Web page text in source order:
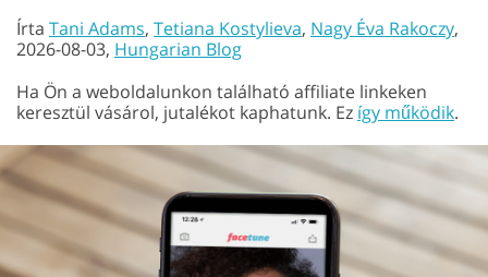
Írta Tani Adams, Tetiana Kostylieva, Nagy Éva Rakoczy,
2026-08-03, Hungarian Blog
Ha Ön a weboldalunkon található affiliate linkeken
keresztül vásárol, jutalékot kaphatunk. Ez így működik.